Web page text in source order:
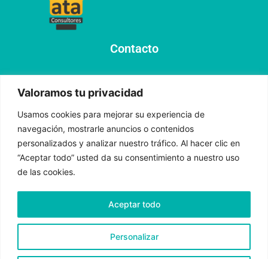
Valoramos tu privacidad
Usamos cookies para mejorar su experiencia de
navegación, mostrarle anuncios o contenidos
personalizados y analizar nuestro tráfico. Al hacer clic en
“Aceptar todo” usted da su consentimiento a nuestro uso
de las cookies.
Personalizar
Aceptar todo
Contacto
+58 414 3244251
+58 412 2844126
Nos vemos en las redes sociales
Suscríbete a nuestra Newsletter
Haciendo clic aquí